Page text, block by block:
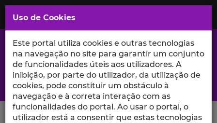
Saltar
para
Conteúdo
Principal
A excelência da investigação e ciência no Iscte
Search Button
Uso de Cookies
Este portal utiliza cookies e outras tecnologias
na navegação no site para garantir um conjunto
de funcionalidades úteis aos utilizadores. A
inibição, por parte do utilizador, da utilização de
cookies, pode constituir um obstáculo à
navegação e à correta interação com as
funcionalidades do portal. Ao usar o portal, o
utilizador está a consentir que estas tecnologias